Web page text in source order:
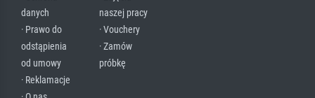
danych
· Prawo do
odstąpienia
od umowy
· Reklamacje
naszej pracy
· Vouchery
· Zamów
próbkę